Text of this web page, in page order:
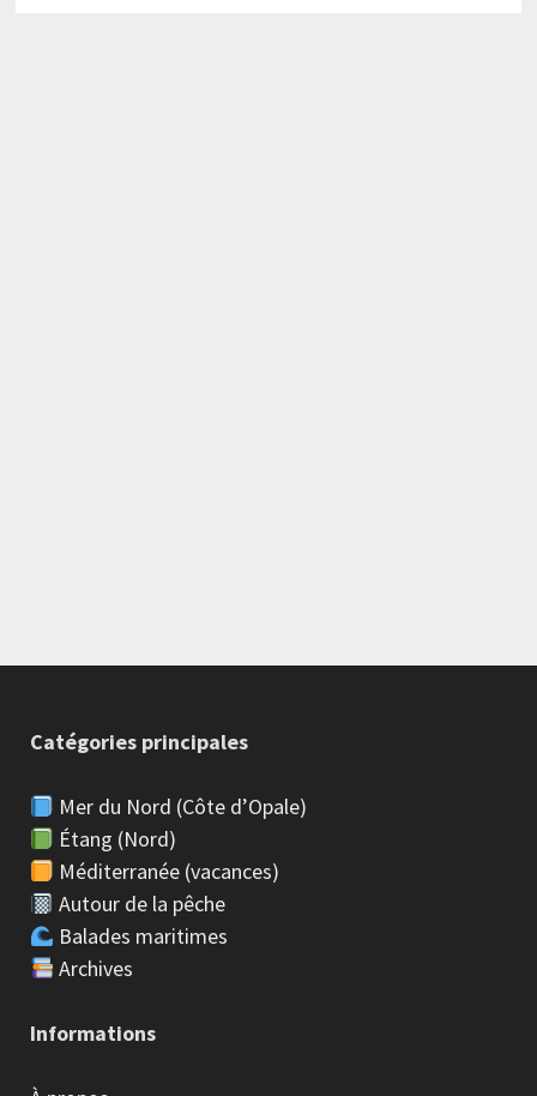
Catégories principales
Mer du Nord (Côte d’Opale)
Étang (Nord)
Méditerranée (vacances)
Autour de la pêche
Balades maritimes
Archives
Informations